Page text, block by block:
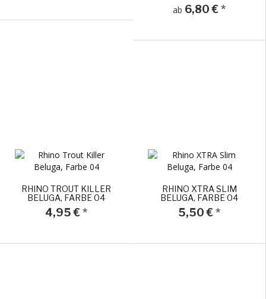
ab 6,80 €*
RHINO TROUT KILLER
BELUGA, FARBE 04
4,95 €*
RHINO XTRA SLIM
BELUGA, FARBE 04
5,50 €*